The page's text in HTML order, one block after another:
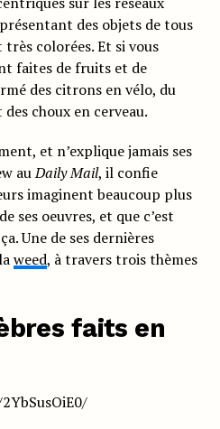
des objets de tous
colorées. Et si vous
faites de fruits et de
des citrons en vélo, du
choux en cerveau.
et n’explique jamais ses
auDaily Mail, il confie
imaginent beaucoup plus
ses oeuvres, et que c’est
Une de ses dernières
weed, à travers trois thèmes
faits en